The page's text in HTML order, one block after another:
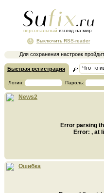
персональный взгляд на мир
Для сохранения настроек
Выключить RSS-reader
Быстрая регистрация
Логин: Пароль:
News2
Error parsing
Error: , at
Ошибка